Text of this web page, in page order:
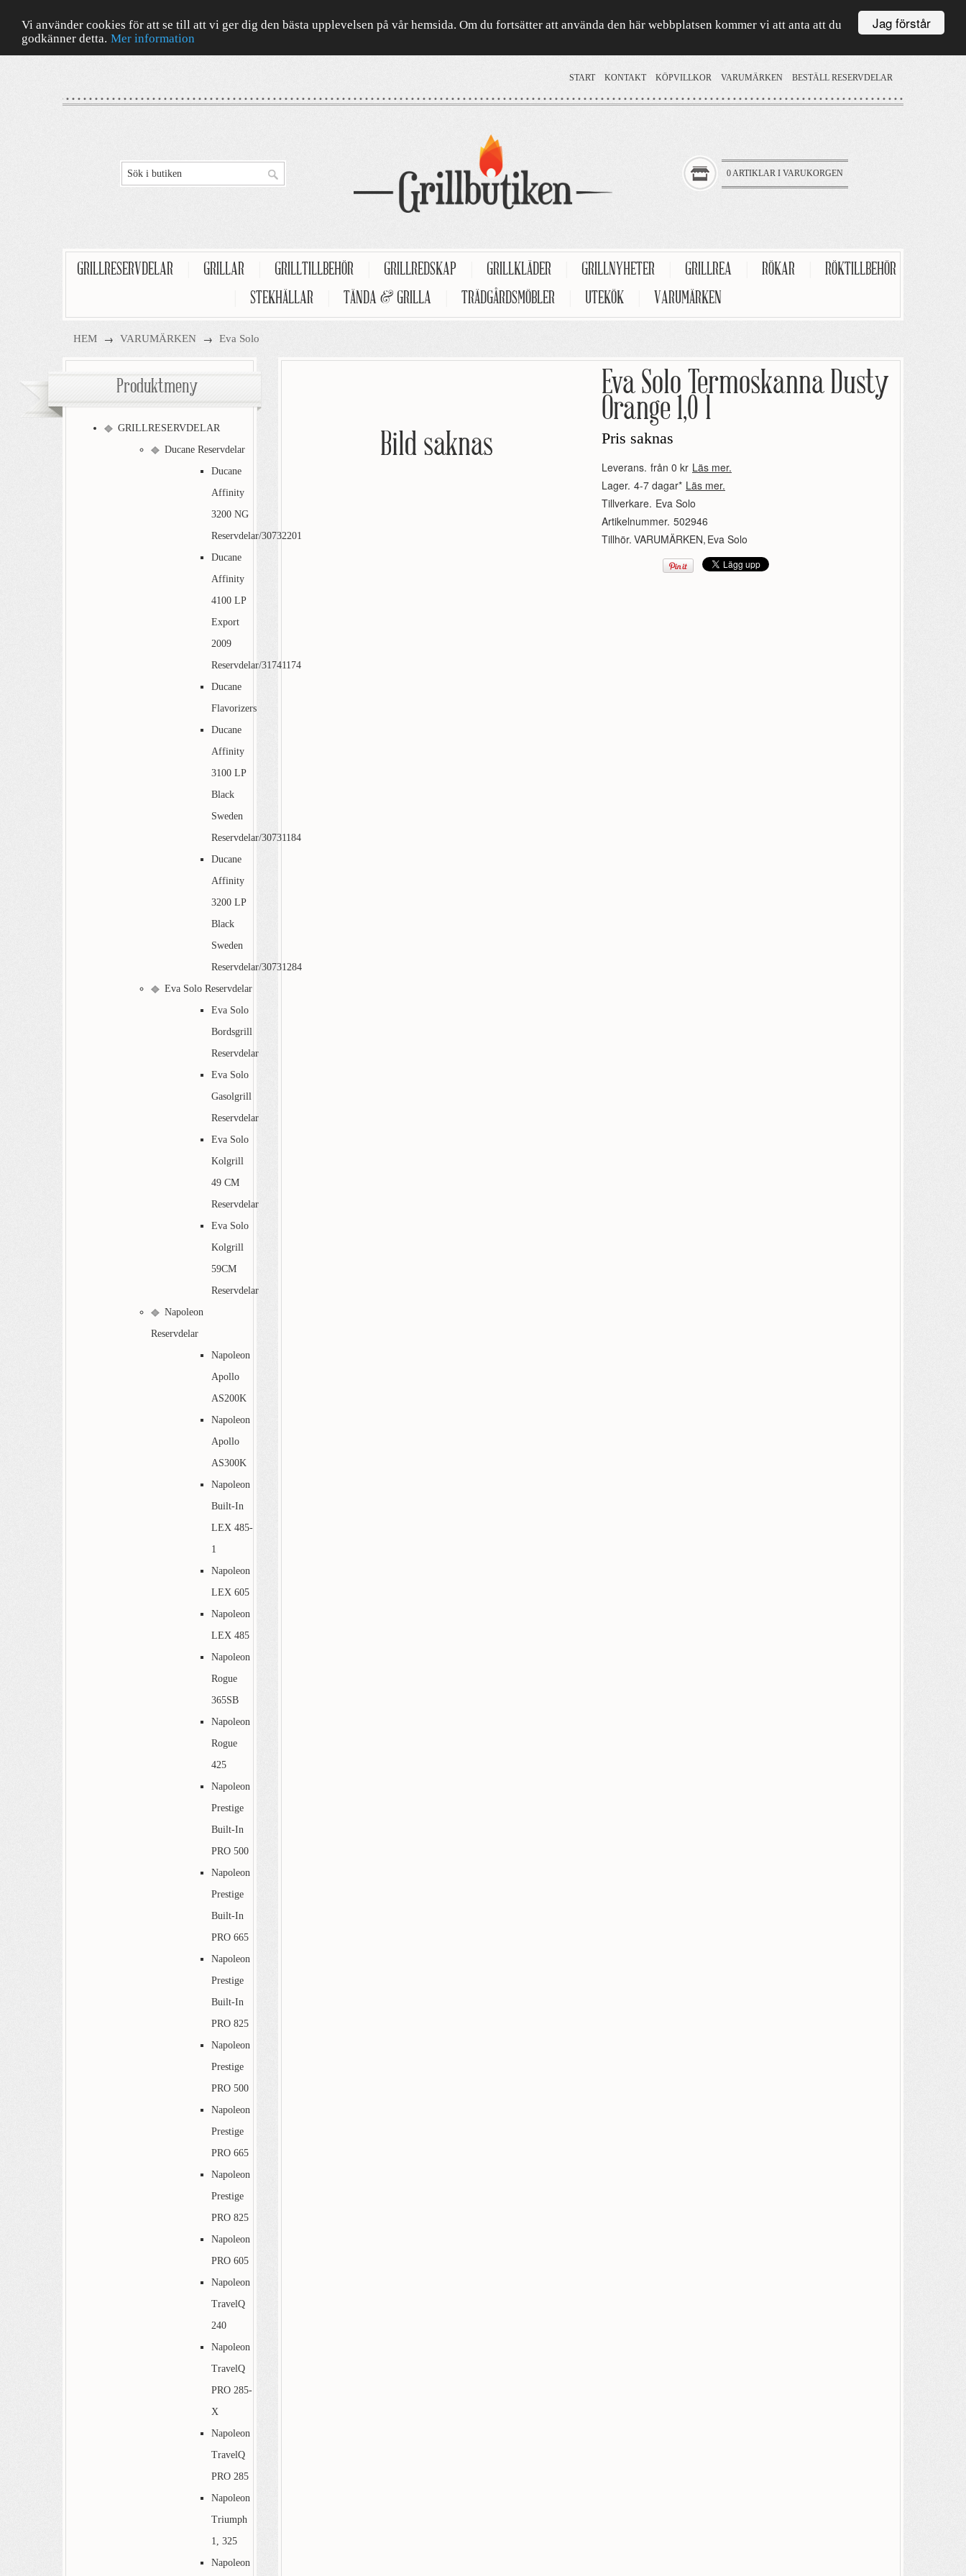
Jag förstår
Vi använder cookies för att se till att vi ger dig den bästa upplevelsen på vår hemsida. Om du fortsätter att använda den här webbplatsen kommer vi att anta att du
godkänner detta. Mer information
START KONTAKT KÖPVILLKOR VARUMÄRKEN BESTÄLL RESERVDELAR
0 ARTIKLAR I VARUKORGEN
GRILLRESERVDELAR GRILLAR GRILLTILLBEHÖR GRILLREDSKAP GRILLKLÄDER GRILLNYHETER GRILLREA RÖKAR
RÖKTILLBEHÖR
STEKHÄLLAR TÄNDA & GRILLA TRÄDGÅRDSMÖBLER UTEKÖK VARUMÄRKEN
HEM → VARUMÄRKEN → Eva Solo
Bild saknas
Eva Solo Termoskanna Dusty
Orange 1,0 l
Pris saknas
Leverans. från 0 kr Läs mer.
Lager. 4-7 dagar* Läs mer.
Tillverkare. Eva Solo
Artikelnummer. 502946
Tillhör. VARUMÄRKEN, Eva Solo
Produktmeny
GRILLRESERVDELAR
Ducane Reservdelar
Ducane
Affinity
3200 NG
Reservdelar/30732201
Ducane
Affinity
4100 LP
Export
2009
Reservdelar/31741174
Ducane
Flavorizers
Ducane
Affinity
3100 LP
Black
Sweden
Reservdelar/30731184
Ducane
Affinity
3200 LP
Black
Sweden
Reservdelar/30731284
Eva Solo Reservdelar
Eva Solo
Bordsgrill
Reservdelar
Eva Solo
Gasolgrill
Reservdelar
Eva Solo
Kolgrill
49 CM
Reservdelar
Eva Solo
Kolgrill
59CM
Reservdelar
Napoleon
Reservdelar
Napoleon
Apollo
AS200K
Napoleon
Apollo
AS300K
Napoleon
Built-In
LEX 485-
1
Napoleon
LEX 605
Napoleon
LEX 485
Napoleon
Rogue
365SB
Napoleon
Rogue
425
Napoleon
Prestige
Built-In
PRO 500
Napoleon
Prestige
Built-In
PRO 665
Napoleon
Prestige
Built-In
PRO 825
Napoleon
Prestige
PRO 500
Napoleon
Prestige
PRO 665
Napoleon
Prestige
PRO 825
Napoleon
PRO 605
Napoleon
TravelQ
240
Napoleon
TravelQ
PRO 285-
X
Napoleon
TravelQ
PRO 285
Napoleon
Triumph
1, 325
Napoleon